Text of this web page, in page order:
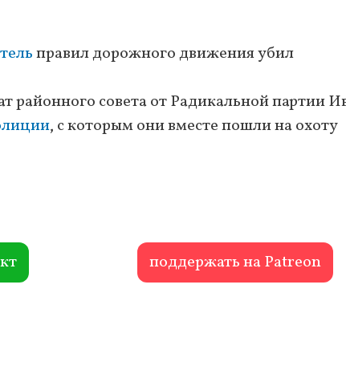
правил дорожного движения убил
районного совета от Радикальной партии
, с которым они вместе пошли на охоту
поддержать на Patreon